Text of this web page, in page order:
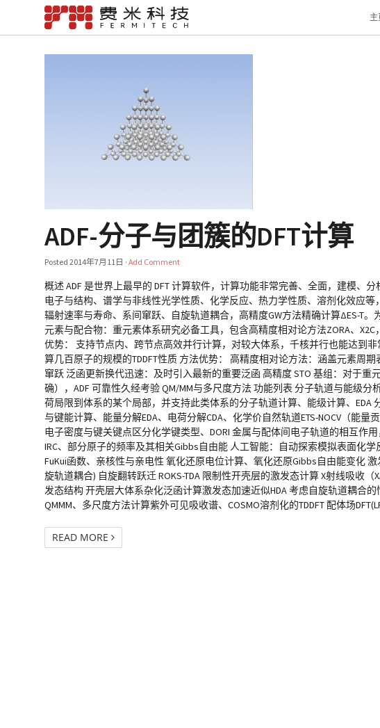
主
ADF-分子与团簇的DFT计算
Posted2014年7月11日 ·Add Comment
概述 ADF 是世界上最早的 DFT 计算软件，计算功能非常完善、全面，建模、
电子与结构、谱学与非线性光学性质、化学反应、热力学性质、溶剂化效应
辐射速率与寿命、系间窜跃、自旋轨道耦合，高精度GW方法精确计算ΔES-T
元素与配合物：重元素体系研究必备工具，包含高精度相对论方法ZORA、
优势： 支持节点内、跨节点高效并行计算，对较大体系，千核并行也能达到
算几百原子的规模的TDDFT性质 方法优势： 高精度相对论方法：涵盖元素周
窜跃 泛函更新换代迅速：及时引入最新的重要泛函 高精度 STO 基组：对于
确），ADF 可靠性久经考验 QM/MM与多尺度方法 功能列表 分子轨道与能级
荷局限到体系的某个局部，并支持此类体系的分子轨道计算、能级计算、EDA
与键能计算、能量分解EDA、电荷分解CDA、化学价自然轨道ETS-NOCV（能
电子密度与键关键点区分化学键类型、DORI 金属与配体间电子轨道的相互
IRC、部分原子的频率及其相关Gibbs自由能 人工智能：自动探索模拟表面化
FuKui函数、亲核性与亲电性 氧化还原电位计算、氧化还原Gibbs自由能变化
旋轨道耦合) 自旋翻转跃迁 ROKS-TDA 限制性开壳层的激发态计算 X射线吸收（
发态结构 开壳层大体系杂化泛函计算激发态加速近似HDA 考虑自旋轨道耦合
QMMM、多尺度方法计算紫外可见吸收谱、COSMO溶剂化的TDDFT 配体场
READ MORE